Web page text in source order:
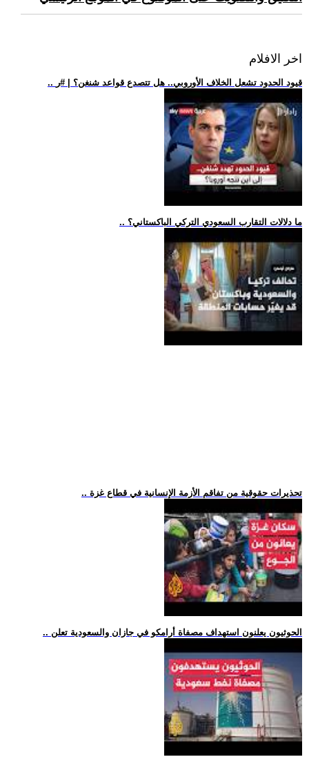
اخر الافلام
.. قيود الحدود تشعل الخلاف الأوروبي.. هل تتصدع قواعد شنغن؟ | #ر
.. ما دلالات التقارب السعودي التركي الباكستاني؟
.. تحذيرات حقوقية من تفاقم الأزمة الإنسانية في قطاع غزة
.. الحوثيون يعلنون استهداف مصفاة أرامكو في جازان والسعودية تعلن